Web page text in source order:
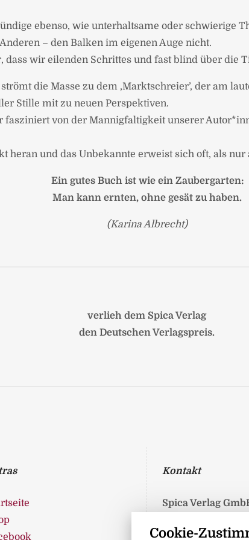
Cookie-
ebenso, wie unterhaltsame oder schwierige
– den Balken im eigenen Auge nicht.
dass wir eilenden Schrittes und fast blind über die
die Masse zu dem ‚Marktschreier’, der am
Stille mit zu neuen Perspektiven.
von der Mannigfaltigkeit unserer
heran und das Unbekannte erweist sich oft, als nur
Ein gutes Buch ist wie ein Zaubergarten:
Man kann ernten, ohne gesät zu haben.
(Karina Albrecht)
verlieh dem Spica Verlag
den Deutschen Verlagspreis.
Kontakt
Spica Verlag
17237 Blumenholz